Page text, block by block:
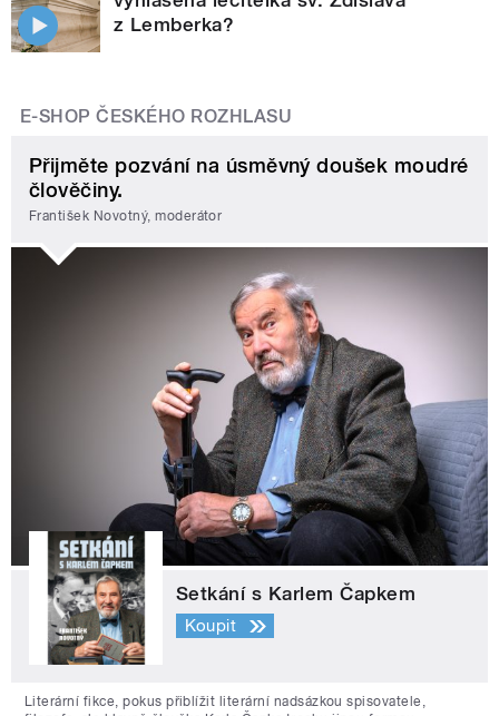
z Lemberka?
E-SHOP ČESKÉHO ROZHLASU
Přijměte pozvání na úsměvný doušek moudré
člověčiny.
František Novotný, moderátor
Setkání s Karlem Čapkem
Koupit
Literární fikce, pokus přiblížit literární nadsázkou spisovatele,